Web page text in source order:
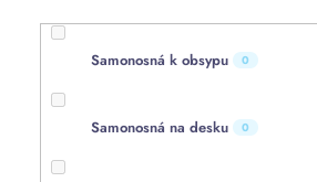
Samonosná k obsypu 0
Samonosná na desku 0